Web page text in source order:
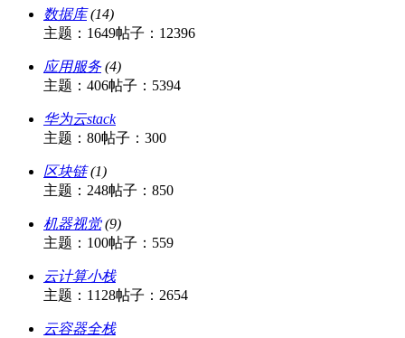
数据库 (14)
主题：1649帖子：12396
应用服务 (4)
主题：406帖子：5394
华为云stack
主题：80帖子：300
区块链 (1)
主题：248帖子：850
机器视觉 (9)
主题：100帖子：559
云计算小栈
主题：1128帖子：2654
云容器全栈